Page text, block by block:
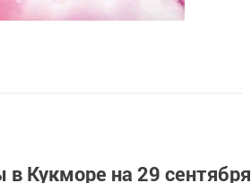
в Кукморе на 29 сентября